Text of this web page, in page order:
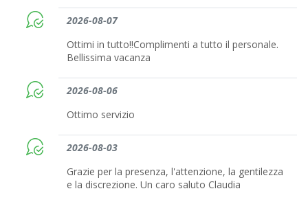
2026-08-07
Ottimi in tutto!!Complimenti a tutto il personale.
Bellissima vacanza
2026-08-06
Ottimo servizio
2026-08-03
Grazie per la presenza, l'attenzione, la gentilezza
e la discrezione. Un caro saluto Claudia